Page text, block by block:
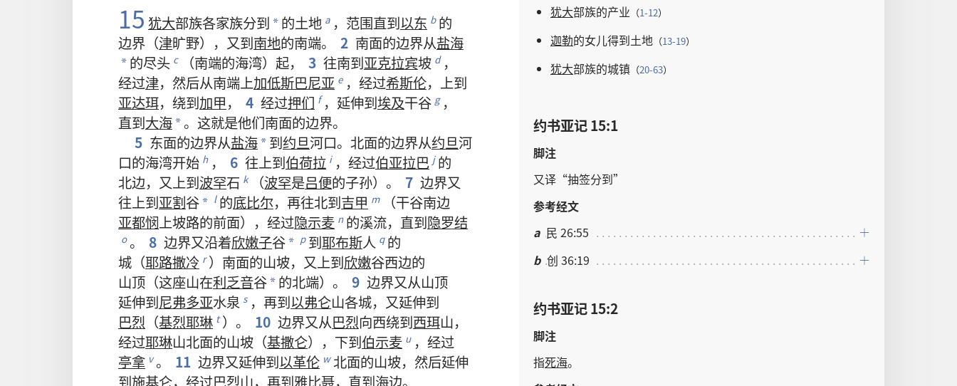
15 犹大部族各家族分到 * 的土地 a ， 范围直到以东 b 的
边界 （津旷野）， 又到南地的南端。 2 南面的边界从盐海
* 的尽头 c （南端的海湾） 起， 3 往南到亚克拉宾坡 d ，
经过津， 然后从南端上加低斯巴尼亚 e ， 经过希斯伦， 上到
亚达珥， 绕到加甲， 4 经过押们 f ， 延伸到埃及干谷 g ，
直到大海* 。 这就是他们南面的边界。
5 东面的边界从盐海* 到约旦河口。 北面的边界从约旦河
口的海湾开始 h ， 6 往上到伯荷拉 i ， 经过伯亚拉巴 j 的
北边， 又上到波罕石 k （波罕是吕便的子孙）。 7 边界又
往上到亚割谷* l 的底比尔， 再往北到吉甲 m （干谷南边
亚都悯上坡路的前面）， 经过隐示麦 n 的溪流， 直到隐罗结
o 。 8 边界又沿着欣嫩子谷* p 到耶布斯人 q 的
城 （耶路撒冷 r ） 南面的山坡， 又上到欣嫩谷西边的
山顶 （这座山在利乏音谷* 的北端）。 9 边界又从山顶
延伸到尼弗多亚水泉 s ， 再到以弗仑山各城， 又延伸到
巴烈 （基烈耶琳 t ）。 10 边界又从巴烈向西绕到西珥山，
经过耶琳山北面的山坡 （基撒仑）， 下到伯示麦 u ， 经过
亭拿 v 。 11 边界又延伸到以革伦 w 北面的山坡， 然后延伸
到施基仑， 经过巴烈山， 再到雅比聂， 直到海边。
犹大部族的产业 （1-12）
迦勒的女儿得到土地 （13-19）
犹大部族的城镇 （20-63）
约书亚记 15:1
脚注
又译 “抽签分到”
参考经文
a 民 26:55
b 创 36:19
约书亚记 15:2
脚注
指死海。